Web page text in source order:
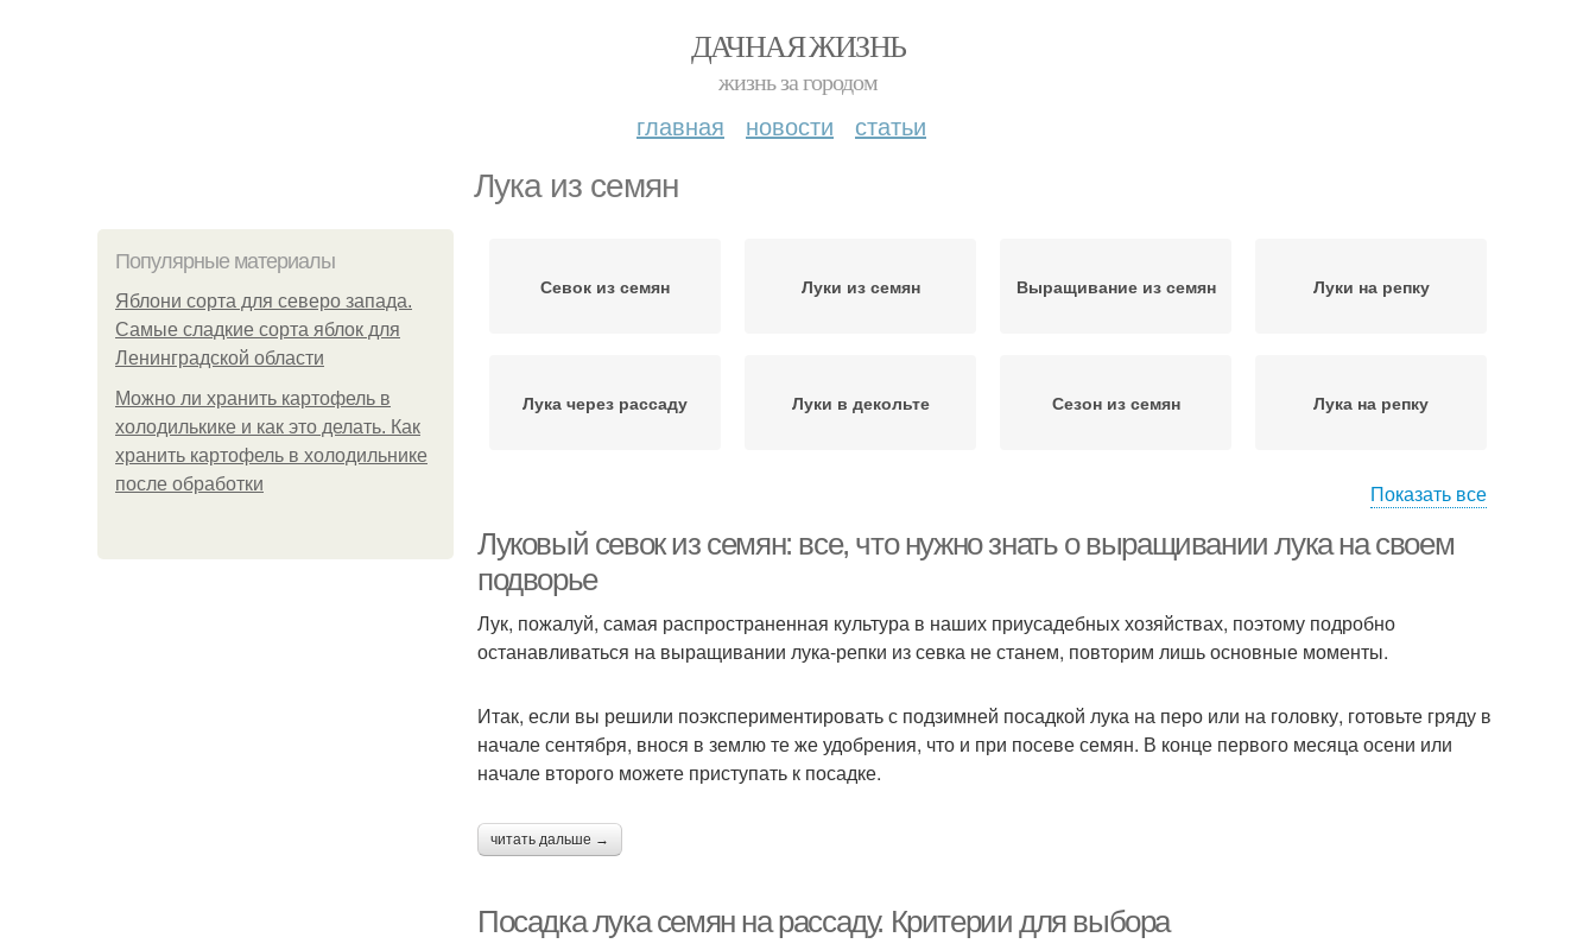
ДАЧНАЯ ЖИЗНЬ
жизнь за городом
главная новости статьи
Лука из семян
Популярные материалы
Яблони сорта для северо запада.
Самые сладкие сорта яблок для
Ленинградской области
Можно ли хранить картофель в
холодилькике и как это делать. Как
хранить картофель в холодильнике
после обработки
Севок из семян Луки из семян Выращивание из семян Луки на репку
Лука через рассаду Луки в декольте Сезон из семян Лука на репку
Показать все
Луковый севок из семян: все, что нужно знать о выращивании лука на своем
подворье
Лук, пожалуй, самая распространенная культура в наших приусадебных хозяйствах, поэтому подробно
останавливаться на выращивании лука-репки из севка не станем, повторим лишь основные моменты.
Итак, если вы решили поэкспериментировать с подзимней посадкой лука на перо или на головку, готовьте гряду в
начале сентября, внося в землю те же удобрения, что и при посеве семян. В конце первого месяца осени или
начале второго можете приступать к посадке.
читать дальше →
Посадка лука семян на рассаду. Критерии для выбора